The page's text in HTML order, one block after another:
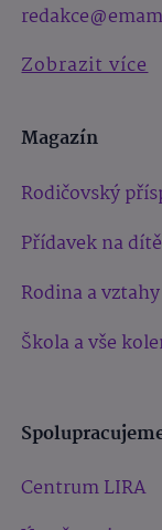
Zobrazit více
Magazín
Rodičovský
Přídavek na dítě
Rodina a vztahy
Škola a vše
Centrum LIRA